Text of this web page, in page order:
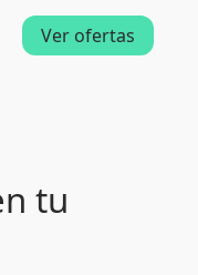
Ver ofertas
tu